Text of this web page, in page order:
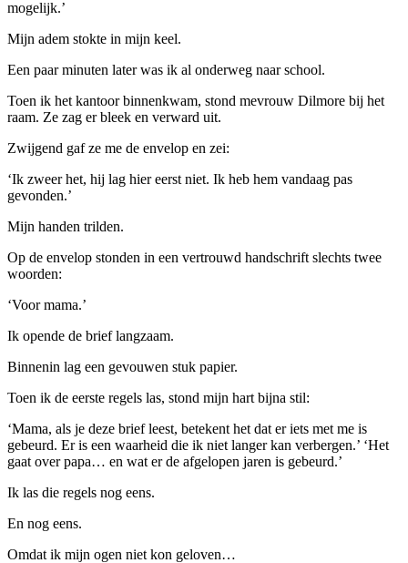
mogelijk.’
Mijn adem stokte in mijn keel.
Een paar minuten later was ik al onderweg naar school.
Toen ik het kantoor binnenkwam, stond mevrouw Dilmore bij het
raam. Ze zag er bleek en verward uit.
Zwijgend gaf ze me de envelop en zei:
‘Ik zweer het, hij lag hier eerst niet. Ik heb hem vandaag pas
gevonden.’
Mijn handen trilden.
Op de envelop stonden in een vertrouwd handschrift slechts twee
woorden:
‘Voor mama.’
Ik opende de brief langzaam.
Binnenin lag een gevouwen stuk papier.
Toen ik de eerste regels las, stond mijn hart bijna stil:
‘Mama, als je deze brief leest, betekent het dat er iets met me is
gebeurd. Er is een waarheid die ik niet langer kan verbergen.’ ‘Het
gaat over papa… en wat er de afgelopen jaren is gebeurd.’
Ik las die regels nog eens.
En nog eens.
Omdat ik mijn ogen niet kon geloven…